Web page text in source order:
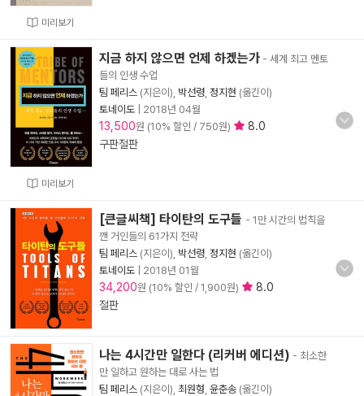
미리보기
미리보기
지금 하지 않으면 언제 하겠는가 - 세계 최고 멘토
들의 인생 수업
팀 페리스 (지은이), 박선령 정지현 (옮긴이)
토네이도
2018년 04월
13,500원 (10% 할인 / 750원)
8.0
구판절판
[큰글씨책] 타이탄의 도구들 - 1만 시간의 법칙을
깬 거인들의 61가지 전략
팀 페리스 (지은이), 박선령 정지현 (옮긴이)
토네이도
2018년 01월
34,200원 (10% 할인 / 1,900원)
8.0
절판
나는 4시간만 일한다 (리커버 에디션) - 최소한
만 일하고 원하는 대로 사는 법
팀 페리스 (지은이), 최원형 윤춘송 (옮긴이)